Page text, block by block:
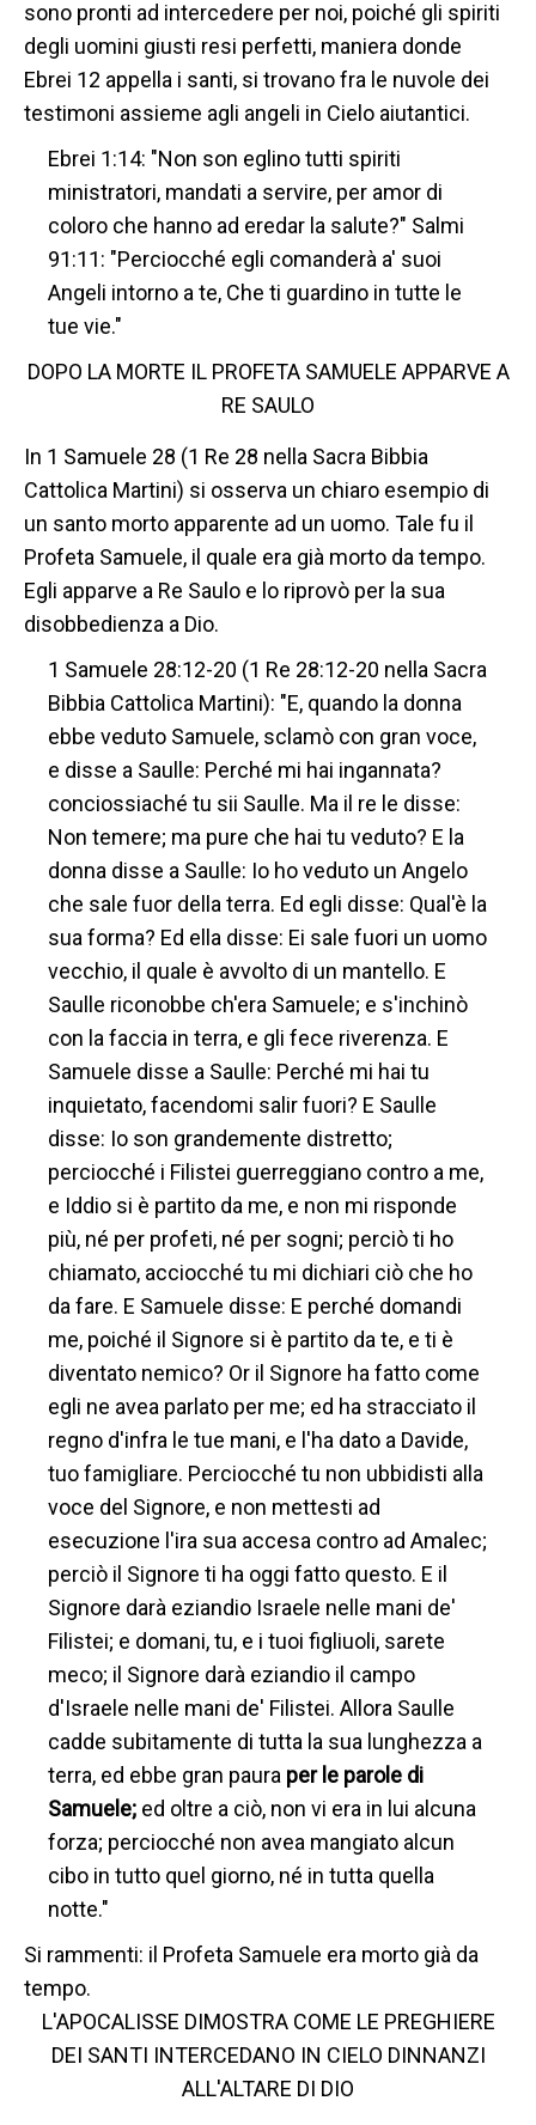
sono pronti ad intercedere per noi, poiché gli spiriti
degli uomini giusti resi perfetti, maniera donde
Ebrei 12 appella i santi, si trovano fra le nuvole dei
testimoni assieme agli angeli in Cielo aiutantici.
Ebrei 1:14: "Non son eglino tutti spiriti
ministratori, mandati a servire, per amor di
coloro che hanno ad eredar la salute?" Salmi
91:11: "Perciocché egli comanderà a' suoi
Angeli intorno a te, Che ti guardino in tutte le
tue vie."
DOPO LA MORTE IL PROFETA SAMUELE APPARVE A
RE SAULO
In 1 Samuele 28 (1 Re 28 nella Sacra Bibbia
Cattolica Martini) si osserva un chiaro esempio di
un santo morto apparente ad un uomo. Tale fu il
Profeta Samuele, il quale era già morto da tempo.
Egli apparve a Re Saulo e lo riprovò per la sua
disobbedienza a Dio.
1 Samuele 28:12-20 (1 Re 28:12-20 nella Sacra
Bibbia Cattolica Martini): "E, quando la donna
ebbe veduto Samuele, sclamò con gran voce,
e disse a Saulle: Perché mi hai ingannata?
conciossiaché tu sii Saulle. Ma il re le disse:
Non temere; ma pure che hai tu veduto? E la
donna disse a Saulle: Io ho veduto un Angelo
che sale fuor della terra. Ed egli disse: Qual'è la
sua forma? Ed ella disse: Ei sale fuori un uomo
vecchio, il quale è avvolto di un mantello. E
Saulle riconobbe ch'era Samuele; e s'inchinò
con la faccia in terra, e gli fece riverenza. E
Samuele disse a Saulle: Perché mi hai tu
inquietato, facendomi salir fuori? E Saulle
disse: Io son grandemente distretto;
perciocché i Filistei guerreggiano contro a me,
e Iddio si è partito da me, e non mi risponde
più, né per profeti, né per sogni; perciò ti ho
chiamato, acciocché tu mi dichiari ciò che ho
da fare. E Samuele disse: E perché domandi
me, poiché il Signore si è partito da te, e ti è
diventato nemico? Or il Signore ha fatto come
egli ne avea parlato per me; ed ha stracciato il
regno d'infra le tue mani, e l'ha dato a Davide,
tuo famigliare. Perciocché tu non ubbidisti alla
voce del Signore, e non mettesti ad
esecuzione l'ira sua accesa contro ad Amalec;
perciò il Signore ti ha oggi fatto questo. E il
Signore darà eziandio Israele nelle mani de'
Filistei; e domani, tu, e i tuoi figliuoli, sarete
meco; il Signore darà eziandio il campo
d'Israele nelle mani de' Filistei. Allora Saulle
cadde subitamente di tutta la sua lunghezza a
terra, ed ebbe gran paura per le parole di
Samuele; ed oltre a ciò, non vi era in lui alcuna
forza; perciocché non avea mangiato alcun
cibo in tutto quel giorno, né in tutta quella
notte."
Si rammenti: il Profeta Samuele era morto già da
tempo.
L'APOCALISSE DIMOSTRA COME LE PREGHIERE
DEI SANTI INTERCEDANO IN CIELO DINNANZI
ALL'ALTARE DI DIO